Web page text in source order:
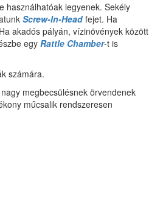
használhatóak legyenek. Sekély
Screw-In-Headfejet. Ha
akadós pályán, vízinövények között
egy Rattle Chamber-t is
számára.
megbecsülésnek örvendenek
műcsalik rendszeresen